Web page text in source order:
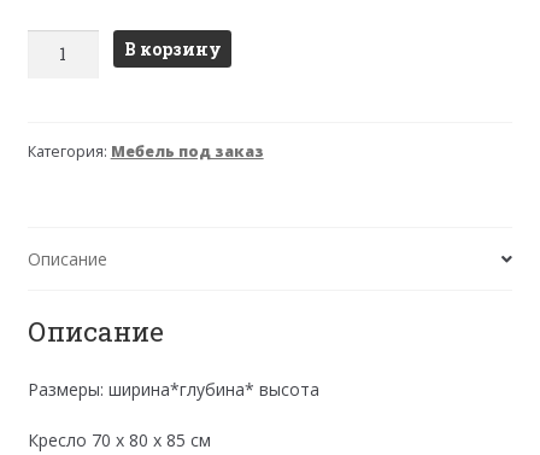
Количество
Комплект
В корзину
Категория: Мебель под заказ
Описание
Описание
Размеры: ширина*глубина* высота
Кресло 70 х 80 х 85 см